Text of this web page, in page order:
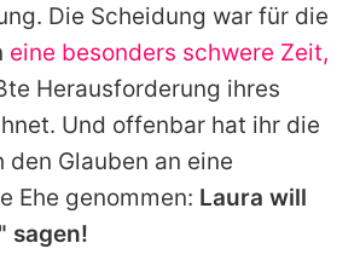
Utiq verwalten
Die Scheidung war für die
eine besonders schwere Zeit,
Herausforderung ihres
Und offenbar hat ihr die
den Glauben an eine
Ehe genommen: Laura will
sagen!